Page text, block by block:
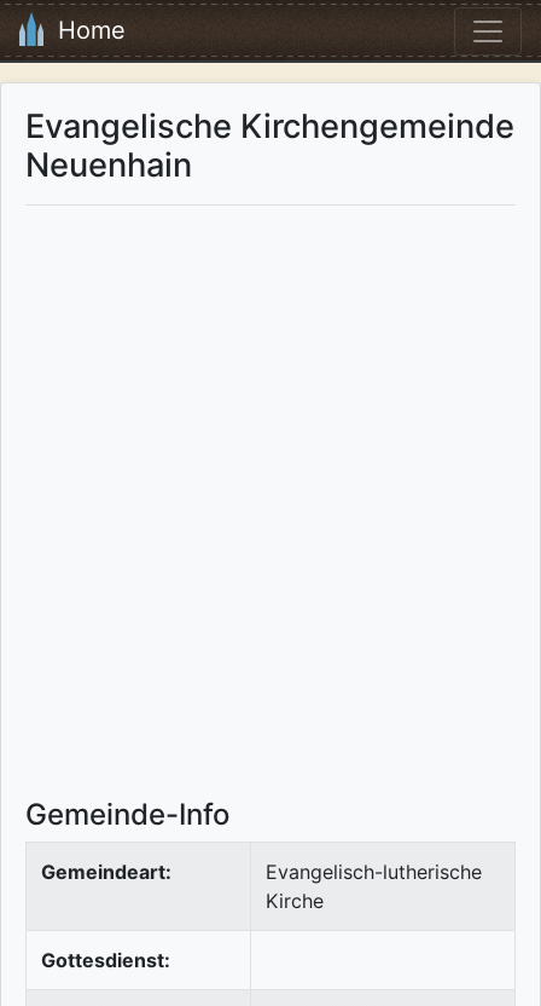
Home
Evangelische Kirchengemeinde
Neuenhain
Gemeinde-Info
Gemeindeart:
Evangelisch-lutherische
Kirche
Gottesdienst: